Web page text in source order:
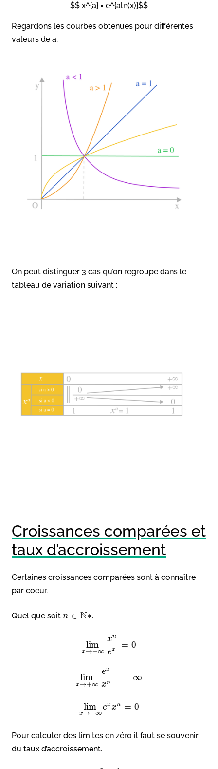
$$ x^{a} = e^{aln(x)}$$
Regardons les courbes obtenues pour différentes
valeurs de a.
On peut distinguer 3 cas qu’on regroupe dans le
tableau de variation suivant :
Croissances comparées et
taux d’accroissement
Certaines croissances comparées sont à connaître
par coeur.
Quel que soit n ∈ N∗.
lim
x→+∞
xn
ex = 0
lim
x→+∞
ex
xn = +∞
lim
x→−∞
exxn = 0
Pour calculer des limites en zéro il faut se souvenir
du taux d’accroissement.